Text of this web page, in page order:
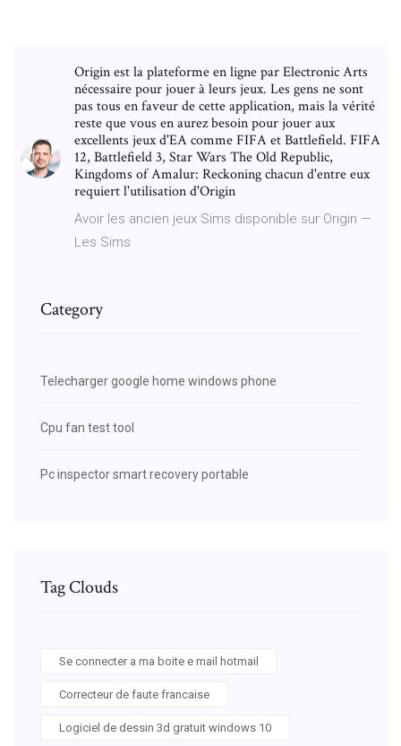
Origin est la plateforme en ligne par Electronic Arts
nécessaire pour jouer à leurs jeux. Les gens ne sont
pas tous en faveur de cette application, mais la vérité
reste que vous en aurez besoin pour jouer aux
excellents jeux d'EA comme FIFA et Battlefield. FIFA
12, Battlefield 3, Star Wars The Old Republic,
Kingdoms of Amalur: Reckoning chacun d'entre eux
requiert l'utilisation d'Origin
Avoir les ancien jeux Sims disponible sur Origin —
Les Sims
Category
Telecharger google home windows phone
Cpu fan test tool
Pc inspector smart recovery portable
Tag Clouds
Se connecter a ma boite e mail hotmail
Correcteur de faute francaise
Logiciel de dessin 3d gratuit windows 10